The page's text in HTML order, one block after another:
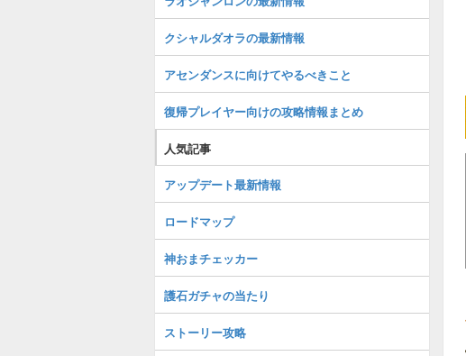
クシャルダオラの最新情報
アセンダンスに向けてやるべきこと
復帰プレイヤー向けの攻略情報まとめ
人気記事
アップデート最新情報
ロードマップ
神おまチェッカー
護石ガチャの当たり
ストーリー攻略